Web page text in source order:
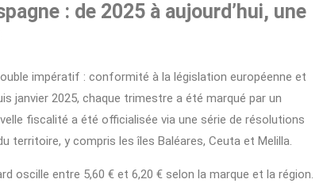
: de 2025 à aujourd’hui, une
impératif : conformité à la législation européenne et
janvier 2025, chaque trimestre a été marqué par un
fiscalité a été officialisée via une série de résolutions
territoire, y compris les îles Baléares, Ceuta et Melilla.
oscille entre 5,60 € et 6,20 € selon la marque et la région.